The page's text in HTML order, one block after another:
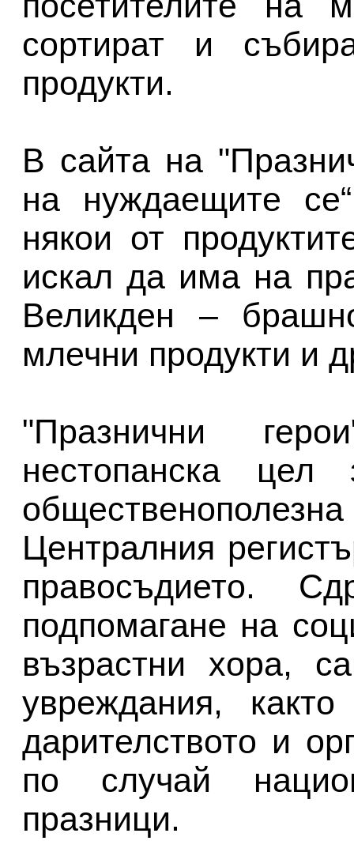
сортират и
продукти.
В сайта на
на нуждаещите
някои от
искал да има на
Великден –
млечни продукти и
"Празнични
нестопанска
Централния
правосъдието.
подпомагане на
възрастни хора,
увреждания,
дарителството и
по случай
празници.